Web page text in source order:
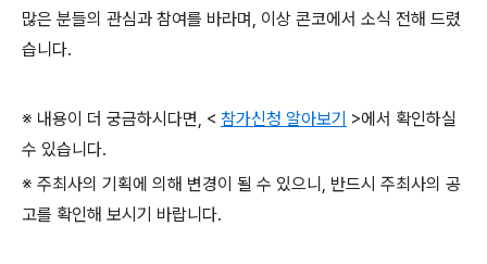
많은 분들의 관심과 참여를 바라며, 이상 콘코에서 소식 전해 드렸
습니다.
※ 내용이 더 궁금하시다면, < 참가신청 알아보기 >에서 확인하실
수 있습니다.
※ 주최사의 기획에 의해 변경이 될 수 있으니 , 반드시 주최사의 공
고를 확인해 보시기 바랍니다.